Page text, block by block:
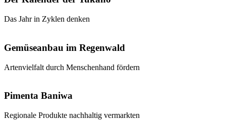
Das Jahr in Zyklen denken
Gemüseanbau im Regenwald
Artenvielfalt durch Menschenhand fördern
Pimenta Baniwa
Regionale Produkte nachhaltig vermarkten